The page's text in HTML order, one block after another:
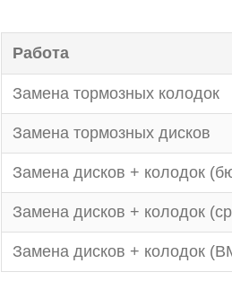
Работа
Замена тормозных колодок
Замена тормозных дисков
Замена дисков + колодок
Замена дисков + колодок
Замена дисков + колодок